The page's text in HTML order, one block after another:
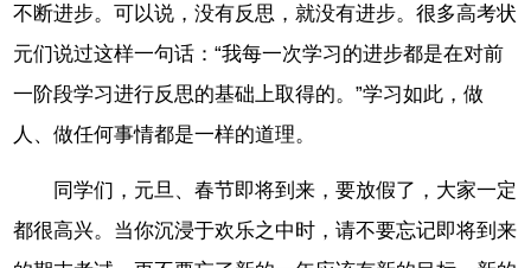
不断进步。可以说，没有反思，就没有进步。很多高考状
元们说过这样一句话：“我每一次学习的进步都是在对前
一阶段学习进行反思的基础上取得的。”学习如此，做
人、做任何事情都是一样的道理。
同学们，元旦、春节即将到来，要放假了，大家一定
都很高兴。当你沉浸于欢乐之中时，请不要忘记即将到来